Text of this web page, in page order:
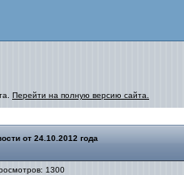
Перейти на полную версию сайта.
от 24.10.2012 года
1300